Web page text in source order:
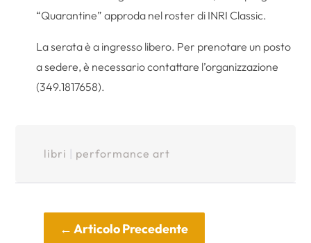
“Quarantine” approda nel roster di INRI Classic.
La serata è a ingresso libero. Per prenotare un posto
a sedere, è necessario contattare l’organizzazione
(349.1817658).
libri performance art
←Articolo Precedente